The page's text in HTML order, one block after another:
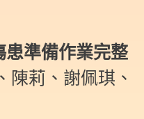
準備作業完整
陳莉、謝佩琪、